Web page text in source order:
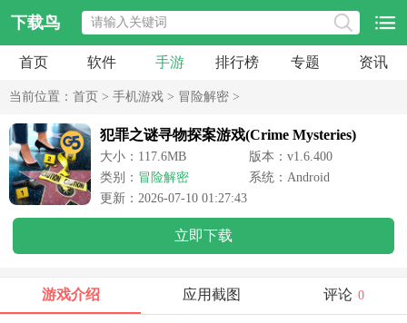
下载鸟
首页 软件 手游 排行榜 专题 资讯
当前位置： 首页 > 手机游戏 > 冒险解密 >
犯罪之谜寻物探案游戏(Crime Mysteries)
大小：117.6MB
版本：v1.6.400
类别： 冒险解密
系统：Android
更新：2026-07-10 01:27:43
立即下载
游戏介绍 应用截图 评论 0